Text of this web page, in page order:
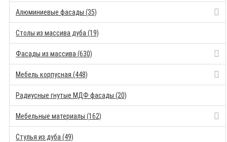
Алюминиевые фасады (35)
Столы из массива дуба (19)
Фасады из массива (630)
Мебель корпусная (448)
Радиусные гнутые МДФ фасады (20)
Мебельные материалы (162)
Стулья из дуба (49)